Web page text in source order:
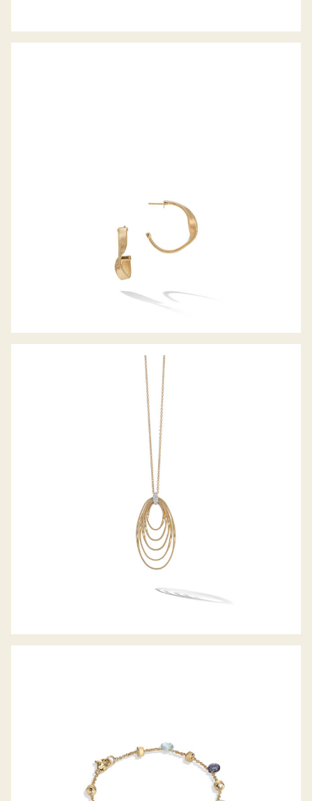
COLLIER MARRAKECH ONDE